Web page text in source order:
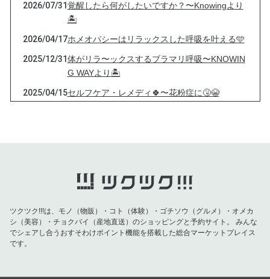
2026/07/31覚醒したら何がしたいですか？〜Knowingより
🏝️
2026/04/17ホメオパシーはリラックスした呼吸を叶える🩵
2025/12/31体がリラ〜ックスするブラマリ呼吸〜KNOWIN
G WAYより🏝️
2025/04/15セルフケア・レメディ🍀〜花粉症に🤧😭
2025/02/09アカシックレコードカードのメッセージ2025乙
セルフケア・レメディ3２種〜①アコナイト
2024/04/28ホメオパシー・セルフケア⭐️〜基本の３つ🍀🍀
🍀
ツクツク!!!は、モノ（物販）・コト（体験）・ゴチソウ（グルメ）・オメカ
シ（美容）・チョクバイ（産地直送）のショッピングと予約サイト。
みんな
でシェアし合うおすそわけポイント機能を搭載した総合マーケットプレイス
です。